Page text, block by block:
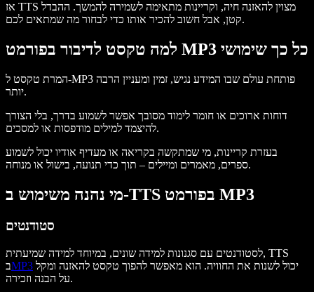
אז TTS מצוין להאזנה חיה, וקריינות מתאימה לשמירה להמשך. ההבדל
קטן, אבל חשוב להכיר אותו כדי לבחור מה שמתאים לכם.
למה טקסט לדיבור בפורמט MP3 כל כך שימושי
המרת טקסט ל-MP3 פותחת עולם שבו המידע נגיש, זמין ומעניין הרבה
יותר.
דוחות ארוכים או חומר לימוד מסובך אפשר לשמוע בדרך, בלי הצורך
להיצמד למילים מודפסות או למסכים.
בעזרת קריינות, מי שמתקשה בקריאה או מעדיף אודיו יכול לשמוע
ספרים, מאמרים ומיילים – תוך כדי תנועה, בישול או מנוחה.
מי נהנה משימוש ב-TTS בפורמט MP3
סטודנטים
לסטודנטים עם סגנונות למידה שונים, במיוחד למידה שמיעתית, TTS
בMP3
על הבנה וזכירה.